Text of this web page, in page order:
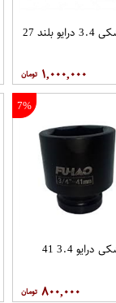
بکس مشکی 3.4 درایو بلند 27
۱,۰۰۰,۰۰۰
7%
بکس مشکی درایو 3.4 41
۸۰۰,۰۰۰